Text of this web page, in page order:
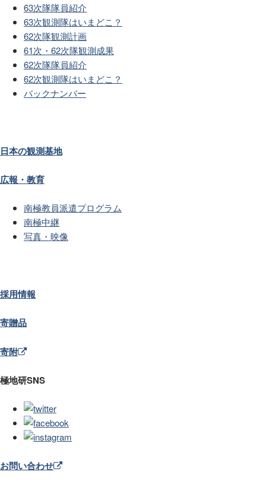
63次隊隊員紹介
63次観測隊はいまどこ？
62次隊観測計画
61次・62次隊観測成果
62次隊隊員紹介
62次観測隊はいまどこ？
バックナンバー
日本の観測基地
広報・教育
南極教員派遣プログラム
南極中継
写真・映像
採用情報
寄贈品
寄附
極地研SNS
お問い合わせ